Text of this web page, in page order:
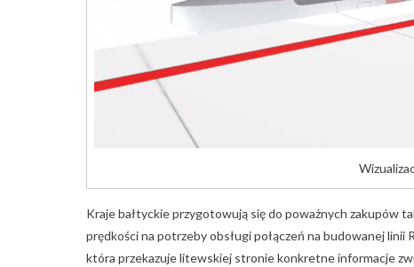
Kraje bałtyckie przygotowują się do poważnych zakupów
prędkości na potrzeby obsługi połączeń na budowanej linii
która przekazuje litewskiej stronie konkretne informacje